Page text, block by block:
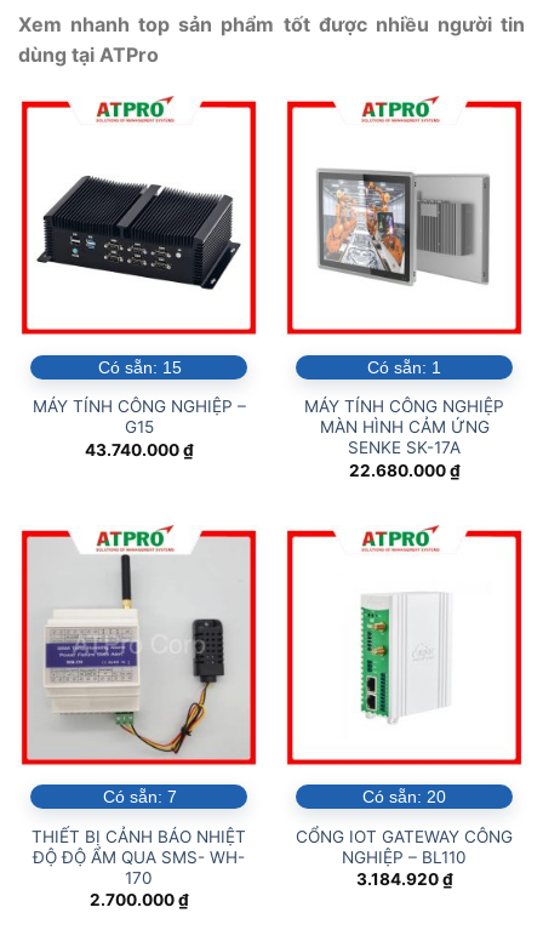
Xem nhanh top sản phẩm tốt được nhiều người tin
dùng tại ATPro
Có sẵn: 15
MÁY TÍNH CÔNG NGHIỆP –
G15
43.740.000₫
Có sẵn: 1
MÁY TÍNH CÔNG NGHIỆP
MÀN HÌNH CẢM ỨNG
SENKE SK-17A
22.680.000₫
Có sẵn: 7
THIẾT BỊ CẢNH BÁO NHIỆT
ĐỘ ĐỘ ẨM QUA SMS- WH-
170
2.700.000₫
Có sẵn: 20
CỔNG IOT GATEWAY CÔNG
NGHIỆP – BL110
3.184.920₫